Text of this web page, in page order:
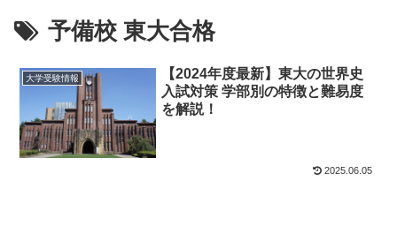
予備校 東大合格
大学受験情報
【2024年度最新】東大の世界史
入試対策 学部別の特徴と難易度
を解説！
2025.06.05